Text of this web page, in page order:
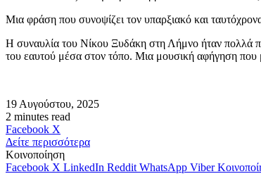
Μια φράση που συνοψίζει τον υπαρξιακό και
Η συναυλία του Νίκου Ξυδάκη στη Λήμνο ήταν πολλά
του εαυτού μέσα στον τόπο. Μια μουσική αφήγηση που
19 Αυγούστου, 2025
2 minutes read
Facebook X
μέσω
E-
mail
Δείτε περισσότερα
Κοινοποίηση
Facebook X LinkedIn Reddit WhatsApp Viber